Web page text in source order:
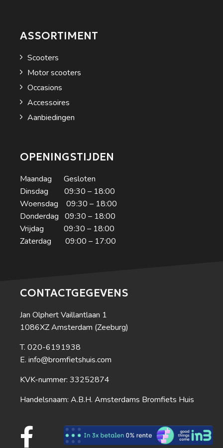
ASSORTIMENT
Scooters
Motor scooters
Occasions
Accessoires
Aanbiedingen
OPENINGSTIJDEN
Maandag Gesloten
Dinsdag 09:30 – 18:00
Woensdag 09:30 – 18:00
Donderdag 09:30 – 18:00
Vrijdag 09:30 – 18:00
Zaterdag 09:00 – 17:00
CONTACTGEGEVENS
Jan Olphert Vaillantlaan 1
1086XZ Amsterdam (Zeeburg)
020-6191938
info@bromfietshuis.com
KVK-nummer: 33252874
Handelsnaam: A.B.H. Amsterdams Bromfiets Huis